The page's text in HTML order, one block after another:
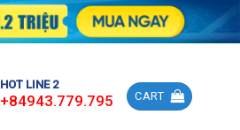
HOT LINE 2
+84943.779.795 CART